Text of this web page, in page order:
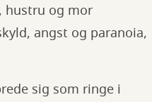
hustru og mor
angst og paranoia,
sig som ringe i